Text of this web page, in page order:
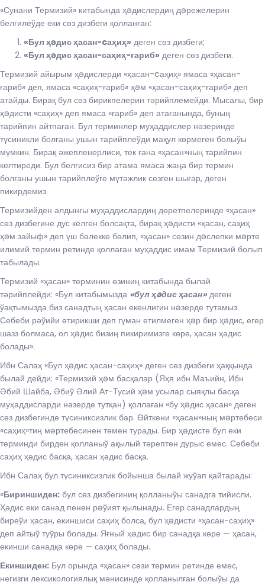
«Сунани Термизий» китабында ҳəдислердиң дəрежелерин
белгилеўде еки сөз дизбеги қолланған:
«Бул ҳəдис ҳасан-cаҳиҳ» деген сөз дизбеги;
«Бул ҳəдис ҳасан-саҳиҳ-ғариб» деген сөз дизбеги.
Термизий айырым ҳəдислерди «ҳасан-cаҳиҳ» ямаса «ҳасан-
ғариб» деп, ямаса «саҳиҳ-ғариб» ҳəм «ҳасан-саҳиҳ-ғариб» деп
атайды. Бирақ бул сөз бирикпелерин тәрийплемейди. Мысалы, бир
ҳəдисти «саҳиҳ» деп ямаса «ғариб» деп атағанында, буның
тарийпин айтпаған. Бул терминлер муҳаддислер нәзеринде
түсиникли болғаны ушын тарийплеўди мақул көрмеген болыўы
мүмкин. Бирақ әжепленерлиси, тек ғана «ҳасан»ның тарийпин
келтиреди. Бул белгисиз бир атама ямаса жаңа бир термин
болғаны ушын тарийплеўге мүтәжлик сезген шығар, деген
пикирдемиз.
Термизийден алдынғы муҳаддислардиң дөретпелеринде «ҳасан»
сөз дизбегине дус келген болсақта, бирақ ҳəдисти «ҳасан, саҳиҳ
ҳəм зайыф» деп үш бөлекке бөлип, «ҳасан» сөзин дəслепки мəрте
илимий термин ретинде қоллаған муҳаддис имам Термизий болып
табылады.
Термизий «ҳасан» терминин өзиниң китабында былай
тәрийплейди: «Бул китабымызда «бул ҳəдис ҳасан»деген
ўақтымызда биз санадтың ҳасан екенлигин нəзерде тутамыз.
Себеби рәўийи өтирикши деп гүман етилмеген ҳəр бир ҳəдис, егер
шазз болмаса, ол ҳəдис бизиң пикиримизге көре, ҳасан ҳәдис
болады».
Ибн Салаҳ «Бул ҳəдис ҳасан-саҳиҳ» деген сөз дизбеги ҳаққында
былай дейди: «Термизий ҳəм басқалар (Яҳя ибн Маъийн, Ибн
Әбий Шайба, Әбиў Әлий Ат-Тусий ҳəм усылар сыяқлы басқа
муҳаддисларди нәзерде тутқан) қоллаған «бу ҳəдис ҳасан» деген
сөз дизбегинде түсиниксизлик бар. Өйткени «ҳасан»ның мəртебеси
«саҳиҳ»тиң мəртебесинен төмен турады. Бир ҳəдисте бул еки
терминди бирден қолланыў ақылый тәрептен дурыс емес. Себеби
саҳиҳ ҳәдис басқа, ҳасан ҳәдис басқа.
Ибн Салаҳ бул түсиниксизлик бойынша былай жуўап қайтарады:
«Бириншиден: бул сөз дизбегиниң қолланыўы санадга тийисли.
Ҳәдис еки санад пенен рəўият қылынады. Егер санадлардың
биреўи ҳасан, екиншиси саҳиҳ болса, бул ҳəдисти «ҳасан-саҳиҳ»
деп айтыў туўры болады. Яғный ҳəдис бир санадқа көре — ҳасан,
екинши санадқа көре — саҳиҳ болады.
Екиншиден: Бул орында «ҳасан» сөзи термин ретинде емес,
негизги лексикологиялық мәнисинде қолланылған болыўы да